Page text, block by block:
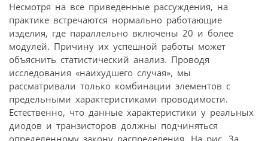
Несмотря на все приведенные рассуждения, на
практике встречаются нормально работающие
изделия, где параллельно включены 20 и более
модулей. Причину их успешной работы может
объяснить статистический анализ. Проводя
исследования «наихудшего случая», мы
рассматривали только комбинации элементов с
предельными характеристиками проводимости.
Естественно, что данные характеристики у реальных
диодов и транзисторов должны подчиняться